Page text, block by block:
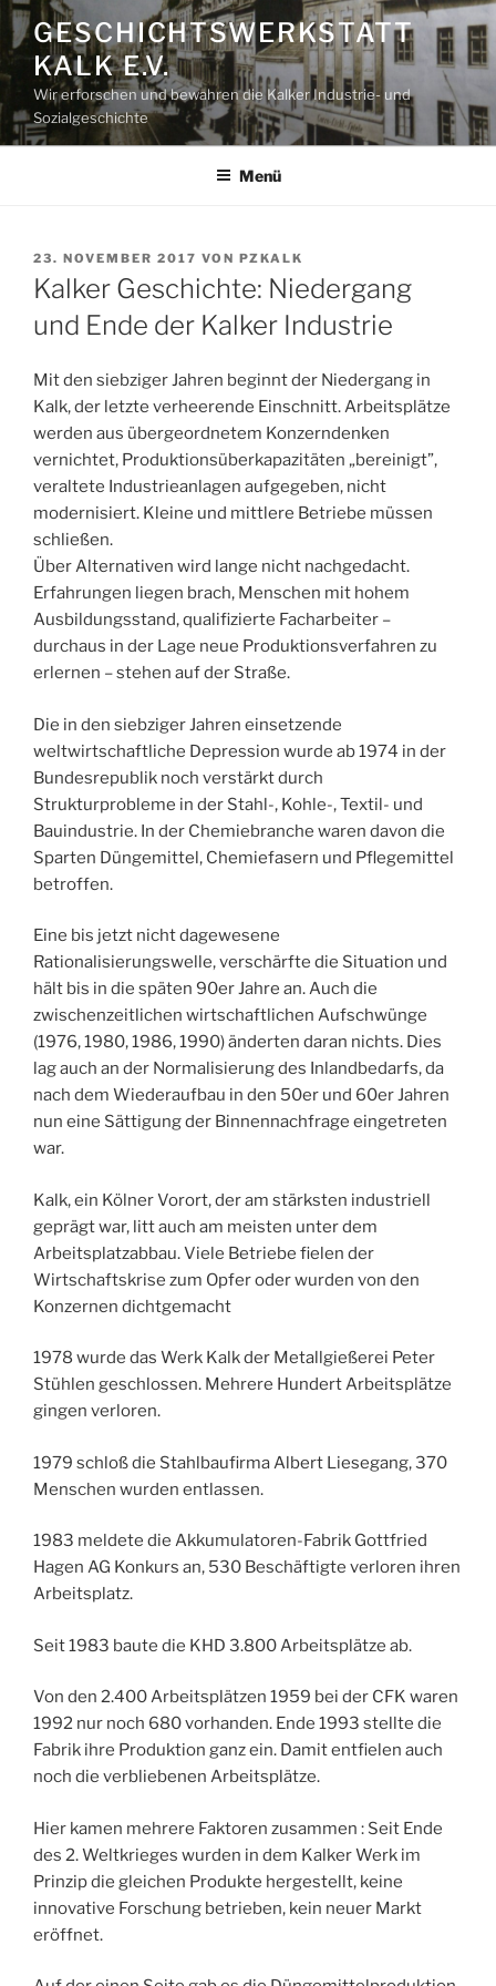
Zum
Inhalt
springen
GESCHICHTSWERKSTATT
KALK E.V.
Wir erforschen und bewahren die Kalker Industrie- und
Sozialgeschichte
Menü
VERÖFFENTLICHT
AM
23. NOVEMBER 2017 VON PZKALK
Kalker Geschichte: Niedergang
und Ende der Kalker Industrie
Mit den siebziger Jahren beginnt der Niedergang in
Kalk, der letzte verheerende Einschnitt. Arbeitsplätze
werden aus übergeordnetem Konzerndenken
vernichtet, Produktionsüberkapazitäten „bereinigt”,
veraltete Industrieanlagen aufgegeben, nicht
modernisiert. Kleine und mittlere Betriebe müssen
schließen.
Über Alternativen wird lange nicht nachgedacht.
Erfahrungen liegen brach, Menschen mit hohem
Ausbildungsstand, qualifizierte Facharbeiter –
durchaus in der Lage neue Produktionsverfahren zu
erlernen – stehen auf der Straße.
Die in den siebziger Jahren einsetzende
weltwirtschaftliche Depression wurde ab 1974 in der
Bundesrepublik noch verstärkt durch
Strukturprobleme in der Stahl-, Kohle-, Textil- und
Bauindustrie. In der Chemiebranche waren davon die
Sparten Düngemittel, Chemiefasern und Pflegemittel
betroffen.
Eine bis jetzt nicht dagewesene
Rationalisierungswelle, verschärfte die Situation und
hält bis in die späten 90er Jahre an. Auch die
zwischenzeitlichen wirtschaftlichen Aufschwünge
(1976, 1980, 1986, 1990) änderten daran nichts. Dies
lag auch an der Normalisierung des Inlandbedarfs, da
nach dem Wiederaufbau in den 50er und 60er Jahren
nun eine Sättigung der Binnennachfrage eingetreten
war.
Kalk, ein Kölner Vorort, der am stärksten industriell
geprägt war, litt auch am meisten unter dem
Arbeitsplatzabbau. Viele Betriebe fielen der
Wirtschaftskrise zum Opfer oder wurden von den
Konzernen dichtgemacht
1978 wurde das Werk Kalk der Metallgießerei Peter
Stühlen geschlossen. Mehrere Hundert Arbeitsplätze
gingen verloren.
1979 schloß die Stahlbaufirma Albert Liesegang, 370
Menschen wurden entlassen.
1983 meldete die Akkumulatoren-Fabrik Gottfried
Hagen AG Konkurs an, 530 Beschäftigte verloren ihren
Arbeitsplatz.
Seit 1983 baute die KHD 3.800 Arbeitsplätze ab.
Von den 2.400 Arbeitsplätzen 1959 bei der CFK waren
1992 nur noch 680 vorhanden. Ende 1993 stellte die
Fabrik ihre Produktion ganz ein. Damit entfielen auch
noch die verbliebenen Arbeitsplätze.
Hier kamen mehrere Faktoren zusammen : Seit Ende
des 2. Weltkrieges wurden in dem Kalker Werk im
Prinzip die gleichen Produkte hergestellt, keine
innovative Forschung betrieben, kein neuer Markt
eröffnet.